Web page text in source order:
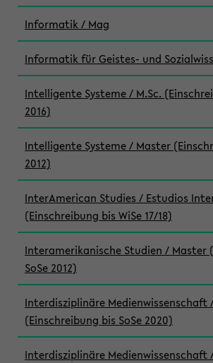
Informatik / Mag
Informatik für Geistes- und
Intelligente Systeme / M.Sc.
2016)
Intelligente Systeme / Master
2012)
InterAmerican Studies / Estudios
(Einschreibung bis WiSe 17/18)
Interamerikanische Studien / Master
SoSe 2012)
Interdisziplinäre Medienwissenschaft
(Einschreibung bis SoSe 2020)
Interdisziplinäre Medienwissenschaft